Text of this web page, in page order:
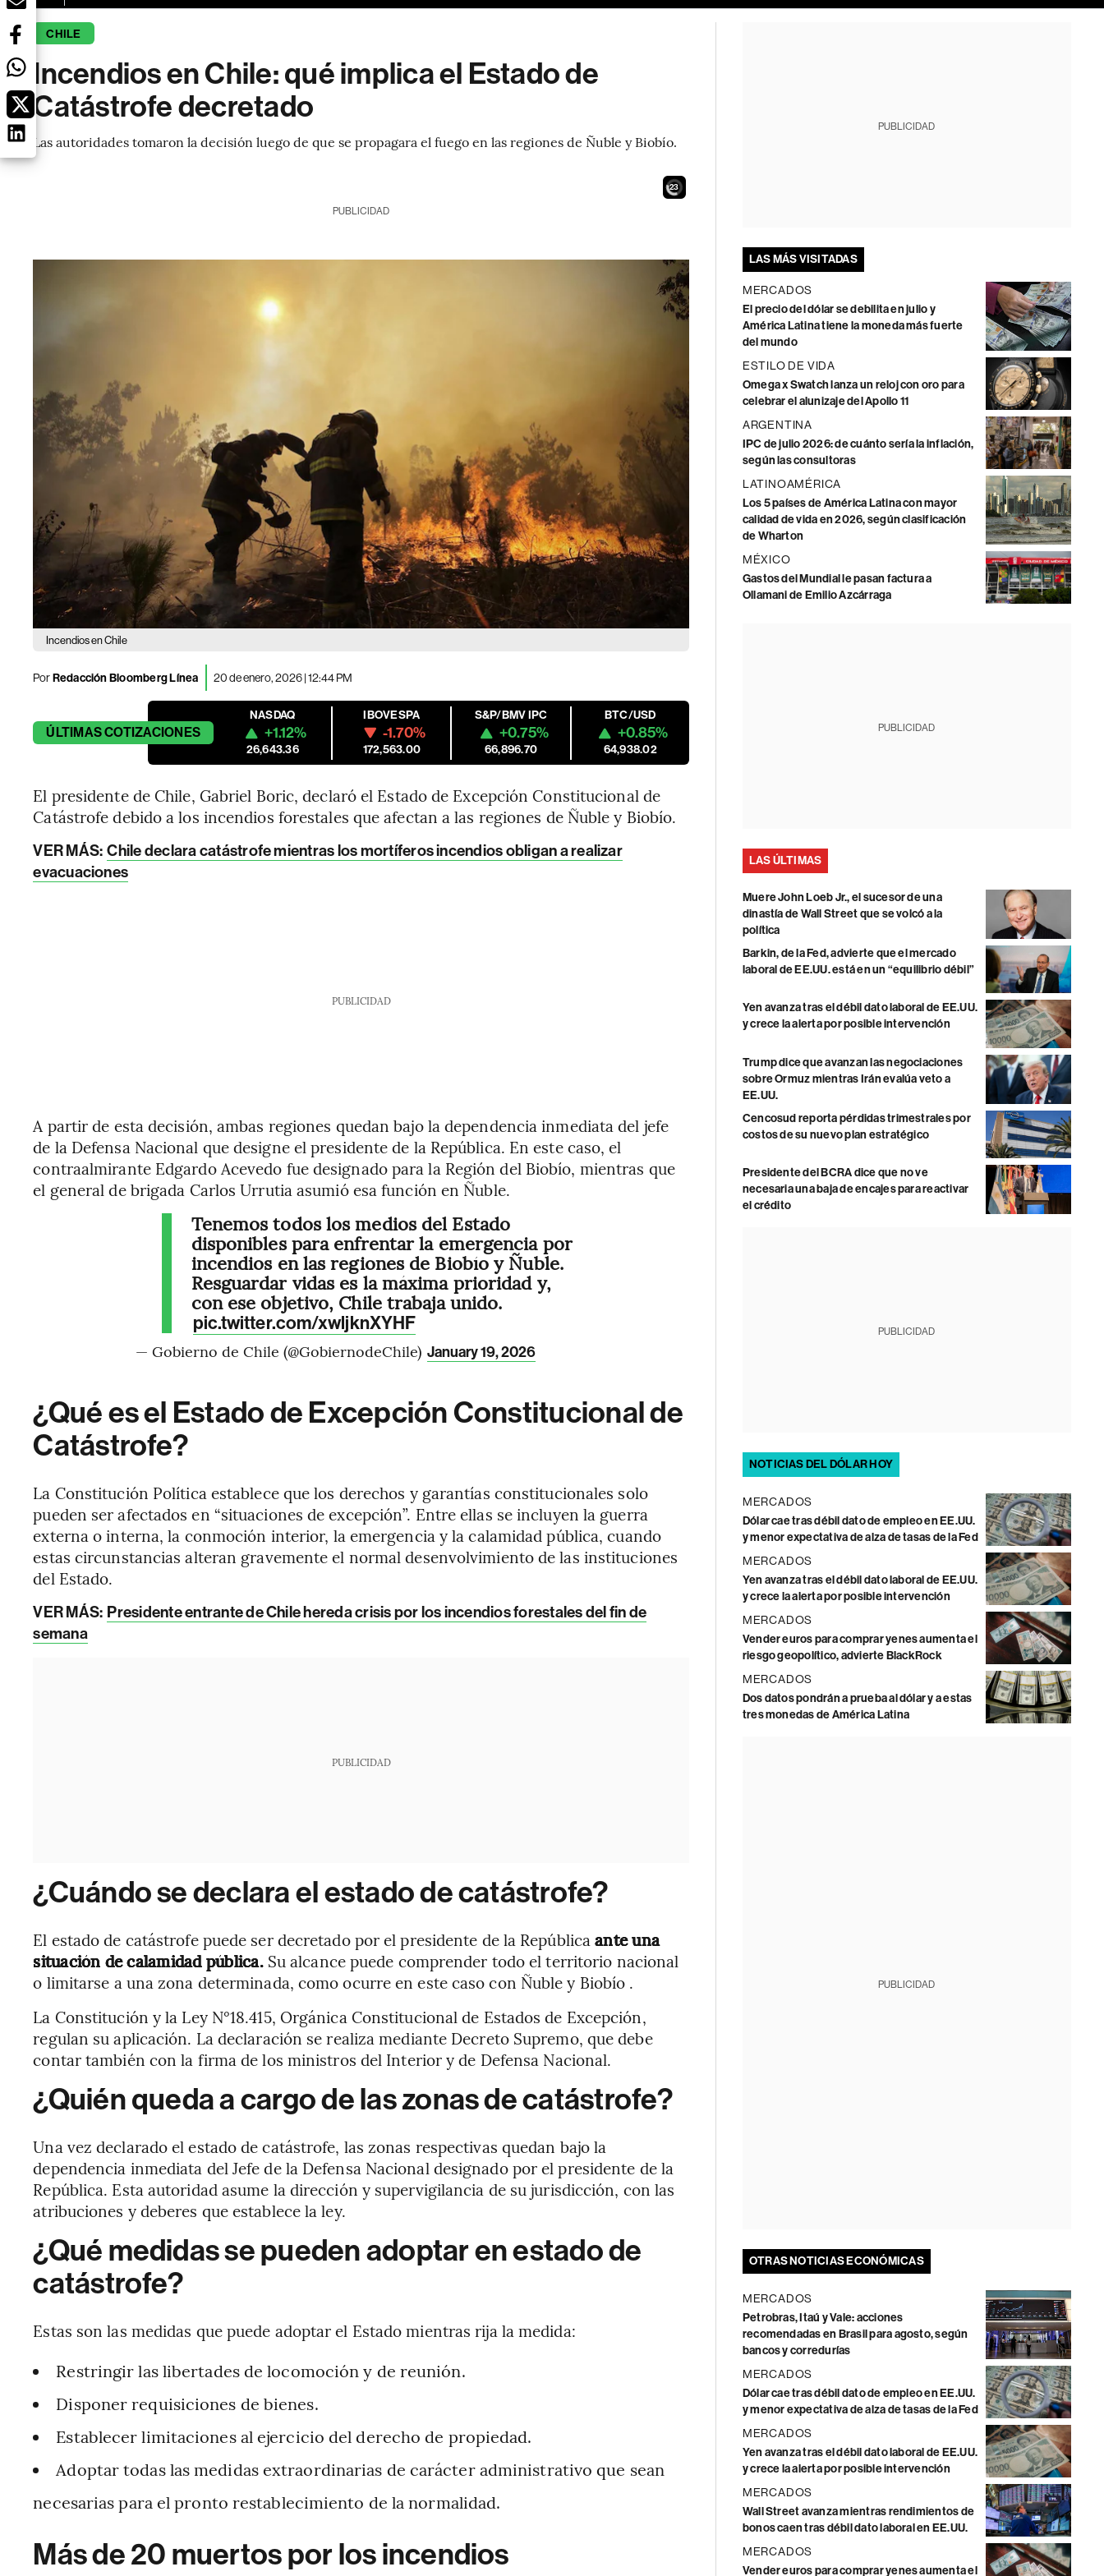
CHILE
Incendios en Chile: qué implica el Estado de
Catástrofe decretado
Las autoridades tomaron la decisión luego de que se propagara el fuego en las regiones de Ñuble y Biobío.
21
PUBLICIDAD
Incendios en Chile
PorRedacción Bloomberg Línea 20 de enero, 2026 | 12:44 PM
ÚLTIMASCOTIZACIONES
NASDAQ
+1.12%
26,643.36
IBOVESPA
-1.70%
172,563.00
S&P/BMV IPC
+0.75%
66,896.70
BTC/USD
+0.85%
64,938.02
El presidente de Chile, Gabriel Boric, declaró el Estado de Excepción Constitucional de
Catástrofe debido a los incendios forestales que afectan a las regiones de Ñuble y Biobío.
VER MÁS: Chile declara catástrofe mientras los mortíferos incendios obligan a realizar
evacuaciones
PUBLICIDAD
A partir de esta decisión, ambas regiones quedan bajo la dependencia inmediata del jefe
de la Defensa Nacional que designe el presidente de la República. En este caso, el
contraalmirante Edgardo Acevedo fue designado para la Región del Biobío, mientras que
el general de brigada Carlos Urrutia asumió esa función en Ñuble.
Tenemos todos los medios del Estado
disponibles para enfrentar la emergencia por
incendios en las regiones de Biobío y Ñuble.
Resguardar vidas es la máxima prioridad y,
con ese objetivo, Chile trabaja unido.
pic.twitter.com/xwljknXYHF
— Gobierno de Chile (@GobiernodeChile) January 19, 2026
¿Qué es el Estado de Excepción Constitucional de
Catástrofe?
La Constitución Política establece que los derechos y garantías constitucionales solo
pueden ser afectados en “situaciones de excepción”. Entre ellas se incluyen la guerra
externa o interna, la conmoción interior, la emergencia y la calamidad pública, cuando
estas circunstancias alteran gravemente el normal desenvolvimiento de las instituciones
del Estado.
VER MÁS: Presidente entrante de Chile hereda crisis por los incendios forestales del fin de
semana
PUBLICIDAD
¿Cuándo se declara el estado de catástrofe?
El estado de catástrofe puede ser decretado por el presidente de la Repúblicaante una
situación de calamidad pública.Su alcance puede comprender todo el territorio nacional
o limitarse a una zona determinada, como ocurre en este caso con Ñuble y Biobío .
La Constitución y la Ley N°18.415, Orgánica Constitucional de Estados de Excepción,
regulan su aplicación. La declaración se realiza mediante Decreto Supremo, que debe
contar también con la firma de los ministros del Interior y de Defensa Nacional.
¿Quién queda a cargo de las zonas de catástrofe?
Una vez declarado el estado de catástrofe, las zonas respectivas quedan bajo la
dependencia inmediata del Jefe de la Defensa Nacional designado por el presidente de la
República. Esta autoridad asume la dirección y supervigilancia de su jurisdicción, con las
atribuciones y deberes que establece la ley.
¿Qué medidas se pueden adoptar en estado de
catástrofe?
Estas son las medidas que puede adoptar el Estado mientras rija la medida:
Restringir las libertades de locomoción y de reunión.
Disponer requisiciones de bienes.
Establecer limitaciones al ejercicio del derecho de propiedad.
Adoptar todas las medidas extraordinarias de carácter administrativo que sean
necesarias para el pronto restablecimiento de la normalidad.
Más de 20 muertos por los incendios
PUBLICIDAD
LAS MÁS VISITADAS
MERCADOS
El precio del dólar se debilita en julio y
América Latina tiene la moneda más fuerte
del mundo
ESTILO DE VIDA
Omega x Swatch lanza un reloj con oro para
celebrar el alunizaje del Apollo 11
ARGENTINA
IPC de julio 2026: de cuánto sería la inflación,
según las consultoras
LATINOAMÉRICA
Los 5 países de América Latina con mayor
calidad de vida en 2026, según clasificación
de Wharton
MÉXICO
Gastos del Mundial le pasan factura a
Ollamani de Emilio Azcárraga
PUBLICIDAD
LAS ÚLTIMAS
Muere John Loeb Jr., el sucesor de una
dinastía de Wall Street que se volcó a la
política
Barkin, de la Fed, advierte que el mercado
laboral de EE.UU. está en un “equilibrio débil”
Yen avanza tras el débil dato laboral de EE.UU.
y crece la alerta por posible intervención
Trump dice que avanzan las negociaciones
sobre Ormuz mientras Irán evalúa veto a
EE.UU.
Cencosud reporta pérdidas trimestrales por
costos de su nuevo plan estratégico
Presidente del BCRA dice que no ve
necesaria una baja de encajes para reactivar
el crédito
PUBLICIDAD
NOTICIAS DEL DÓLAR HOY
MERCADOS
Dólar cae tras débil dato de empleo en EE.UU.
y menor expectativa de alza de tasas de la Fed
MERCADOS
Yen avanza tras el débil dato laboral de EE.UU.
y crece la alerta por posible intervención
MERCADOS
Vender euros para comprar yenes aumenta el
riesgo geopolítico, advierte BlackRock
MERCADOS
Dos datos pondrán a prueba al dólar y a estas
tres monedas de América Latina
PUBLICIDAD
OTRAS NOTICIAS ECONÓMICAS
MERCADOS
Petrobras, Itaú y Vale: acciones
recomendadas en Brasil para agosto, según
bancos y corredurías
MERCADOS
Dólar cae tras débil dato de empleo en EE.UU.
y menor expectativa de alza de tasas de la Fed
MERCADOS
Yen avanza tras el débil dato laboral de EE.UU.
y crece la alerta por posible intervención
MERCADOS
Wall Street avanza mientras rendimientos de
bonos caen tras débil dato laboral en EE.UU.
MERCADOS
Vender euros para comprar yenes aumenta el